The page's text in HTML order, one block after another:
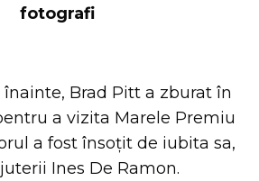
fotografi
înainte, Brad Pitt a zburat în
a vizita Marele Premiu
a fost însoțit de iubita sa,
Ines De Ramon.